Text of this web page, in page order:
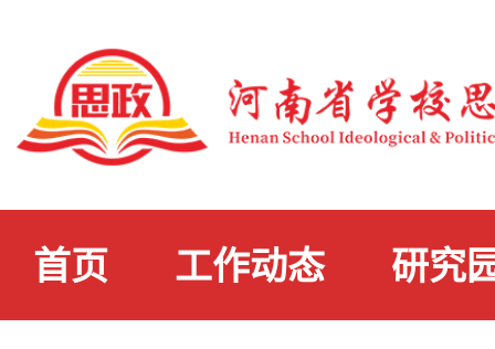
首页 工作动态 研究